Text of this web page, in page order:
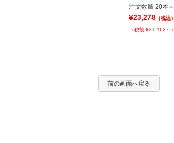
注文数量 20本～
¥23,278 （税込）
（税抜 ¥21,162～）
前の画面へ戻る